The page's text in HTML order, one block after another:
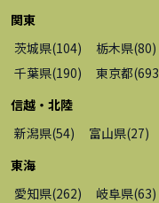
関東
茨城県(104) 栃木県(80)
千葉県(190) 東京都(693
信越・北陸
新潟県(54) 富山県(27)
東海
愛知県(262) 岐阜県(63)